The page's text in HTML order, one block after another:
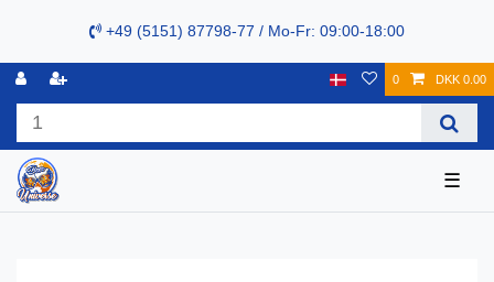
+49 (5151) 87798-77 / Mo-Fr: 09:00-18:00
0 DKK 0.00
☰